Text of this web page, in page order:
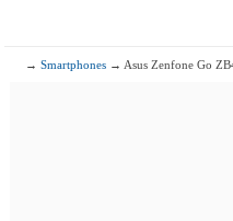
→Smartphones → Asus Zenfone Go